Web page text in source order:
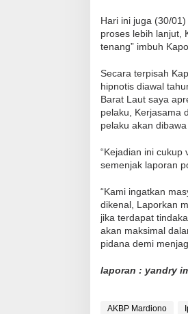
Hari ini juga (30/
proses lebih lanjut,
tenang” imbuh
Secara terpisah
hipnotis diawal
Barat Laut saya
pelaku, Kerjasama
pelaku akan
“Kejadian ini
semenjak laporan
“Kami ingatkan
dikenal, Laporkan
jika terdapat
akan maksimal
pidana demi
laporan : yandry
AKBP Mardiono